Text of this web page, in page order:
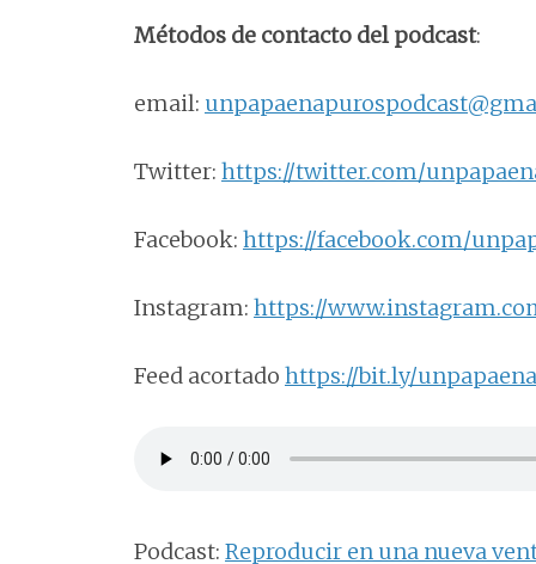
Métodos de contacto del podcast:
email:
Twitter: https://twitter.com/
Facebook: https://facebook.com/
Instagram: https://
Feed acortado https://bit.ly/
Podcast: Reproducir en una nueva